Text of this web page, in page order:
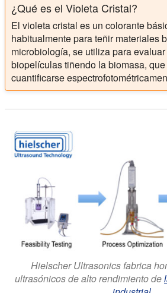
¿Qué es el Violeta Cristal?
El violeta cristal es un colorante
habitualmente para teñir materiales
microbiología, se utiliza para
biopelículas tiñendo la biomasa,
cuantificarse
Hielscher Ultrasonics fabrica
ultrasónicos de alto rendimiento de